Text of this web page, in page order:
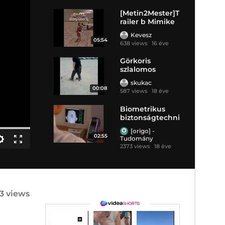
05:54
[Metin2Mester]T
railer b Mimike
Kevesz
638 views 16 éve
00:08
Görkoris
szlalomos
skukac
587 views 18 éve
02:55
Biometrikus
biztonságtechni
ka
[origo] -
Tudomány
2373 views 18 éve
views